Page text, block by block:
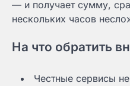
— и получает сумму,
нескольких часов
На что обратить
Честные сервисы